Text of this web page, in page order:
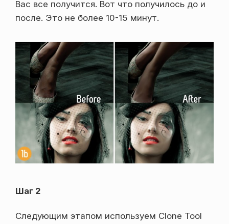
Вас все получится. Вот что получилось до и
после. Это не более 10-15 минут.
Шаг 2
Следующим этапом используем Clone Tool